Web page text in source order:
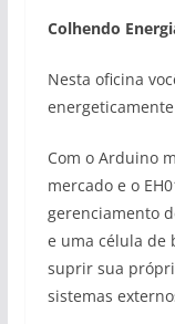
Colhendo
Nesta oficina
Com o Arduino
mercado e o
gerenciamento
e uma célula de
suprir sua
sistemas